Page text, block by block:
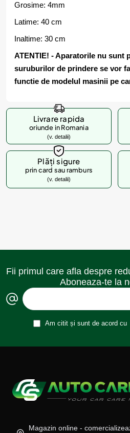
Grosime: 4mm
Latime: 40 cm
Inaltime: 30 cm
ATENTIE! - Aparatorile nu sunt
suruburilor de prindere se vor
functie de modelul masinii pe
Livrare rapida
oriunde in Romania
(v. detalii)
Plăți sigure
prin card sau ramburs
(v. detalii)
Fii primul care afla despre
Aboneaza-te la
Am citit și sunt de acord cu
Magazin online -